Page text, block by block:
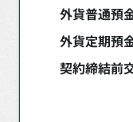
外貨普通預
外貨定期預
契約締結前